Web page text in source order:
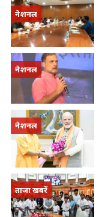
नेशनल
नेशनल
नेशनल
ताजा खबरें